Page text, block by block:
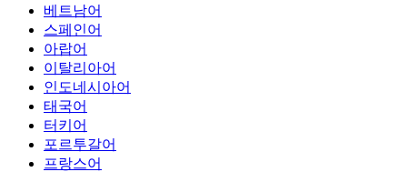
베트남어
스페인어
아랍어
이탈리아어
인도네시아어
태국어
터키어
포르투갈어
프랑스어